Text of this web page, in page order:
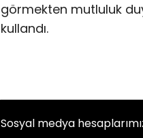
görmekten mutluluk
kullandı.
Sosyal medya